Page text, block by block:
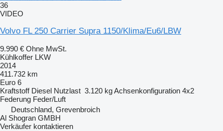
36
VIDEO
Volvo FL 250 Carrier Supra 1150/Klima/Eu6/LBW
9.990 € Ohne MwSt.
Kühlkoffer LKW
2014
411.732 km
Euro 6
Kraftstoff Diesel Nutzlast 3.120 kgAchsenkonfiguration 4x2
Federung Feder/Luft
Deutschland, Grevenbroich
Al Shogran GMBH
Verkäufer kontaktieren